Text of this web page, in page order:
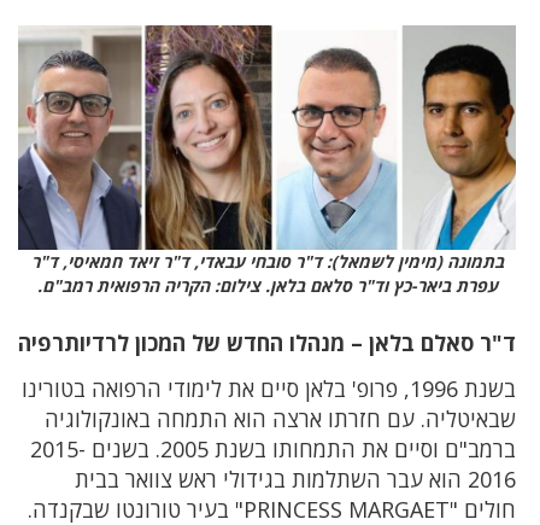
בתמונה (מימין לשמאל): ד"ר סובחי עבאדי, ד"ר זיאד חמאיסי, ד"ר
עפרת ביאר-כץ וד"ר סלאם בלאן. צילום: הקריה הרפואית רמב"ם.
ד"ר סאלם בלאן – מנהלו החדש של המכון לרדיותרפיה
בשנת 1996, פרופ' בלאן סיים את לימודי הרפואה בטורינו
שבאיטליה. עם חזרתו ארצה הוא התמחה באונקולוגיה
ברמב"ם וסיים את התמחותו בשנת 2005. בשנים 2015-
2016 הוא עבר השתלמות בגידולי ראש צוואר בבית
חולים "PRINCESS MARGAET" בעיר טורונטו שבקנדה.